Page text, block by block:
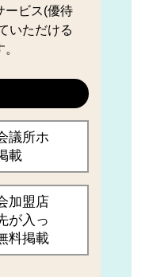
ービス(優待
いただける
議所ホ
載
加盟店
が入っ
料掲載